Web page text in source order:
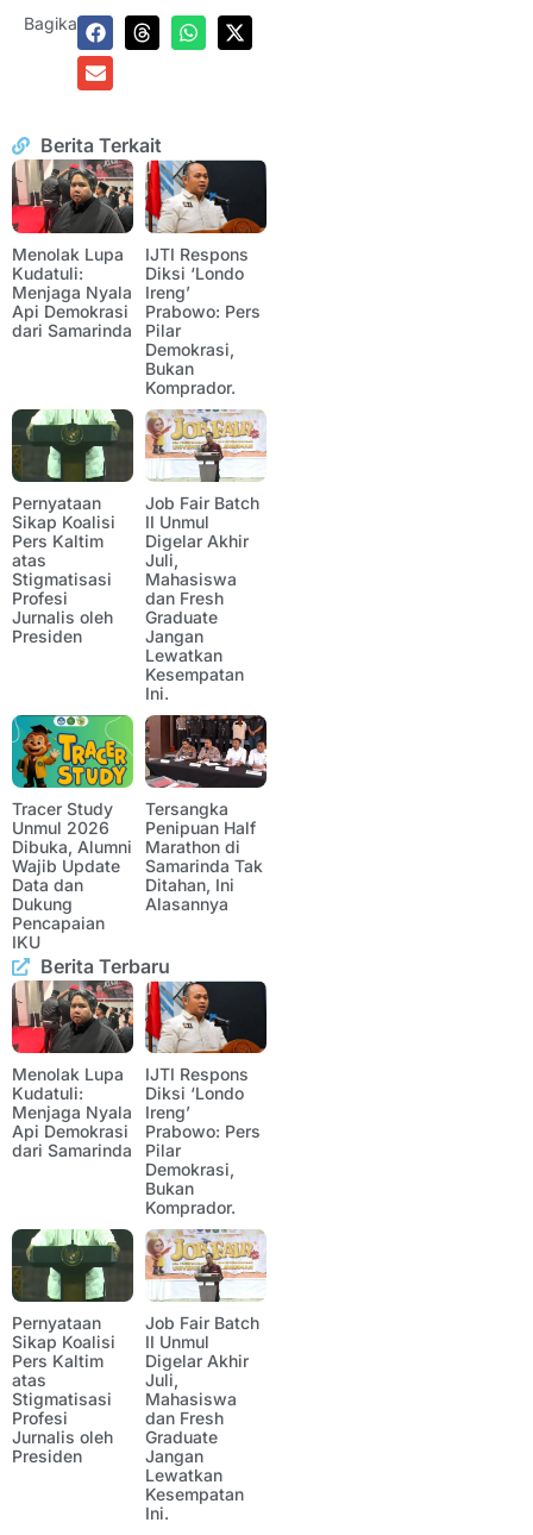
Bagikan:
Berita Terkait
Menolak Lupa
Kudatuli:
Menjaga Nyala
Api Demokrasi
dari Samarinda
IJTI Respons
Diksi ‘Londo
Ireng’
Prabowo: Pers
Pilar
Demokrasi,
Bukan
Komprador.
Pernyataan
Sikap Koalisi
Pers Kaltim
atas
Stigmatisasi
Profesi
Jurnalis oleh
Presiden
Job Fair Batch
II Unmul
Digelar Akhir
Juli,
Mahasiswa
dan Fresh
Graduate
Jangan
Lewatkan
Kesempatan
Ini.
Tracer Study
Unmul 2026
Dibuka, Alumni
Wajib Update
Data dan
Dukung
Pencapaian
IKU
Tersangka
Penipuan Half
Marathon di
Samarinda Tak
Ditahan, Ini
Alasannya
Berita Terbaru
Menolak Lupa
Kudatuli:
Menjaga Nyala
Api Demokrasi
dari Samarinda
IJTI Respons
Diksi ‘Londo
Ireng’
Prabowo: Pers
Pilar
Demokrasi,
Bukan
Komprador.
Pernyataan
Sikap Koalisi
Pers Kaltim
atas
Stigmatisasi
Profesi
Jurnalis oleh
Presiden
Job Fair Batch
II Unmul
Digelar Akhir
Juli,
Mahasiswa
dan Fresh
Graduate
Jangan
Lewatkan
Kesempatan
Ini.